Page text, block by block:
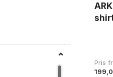
Pris